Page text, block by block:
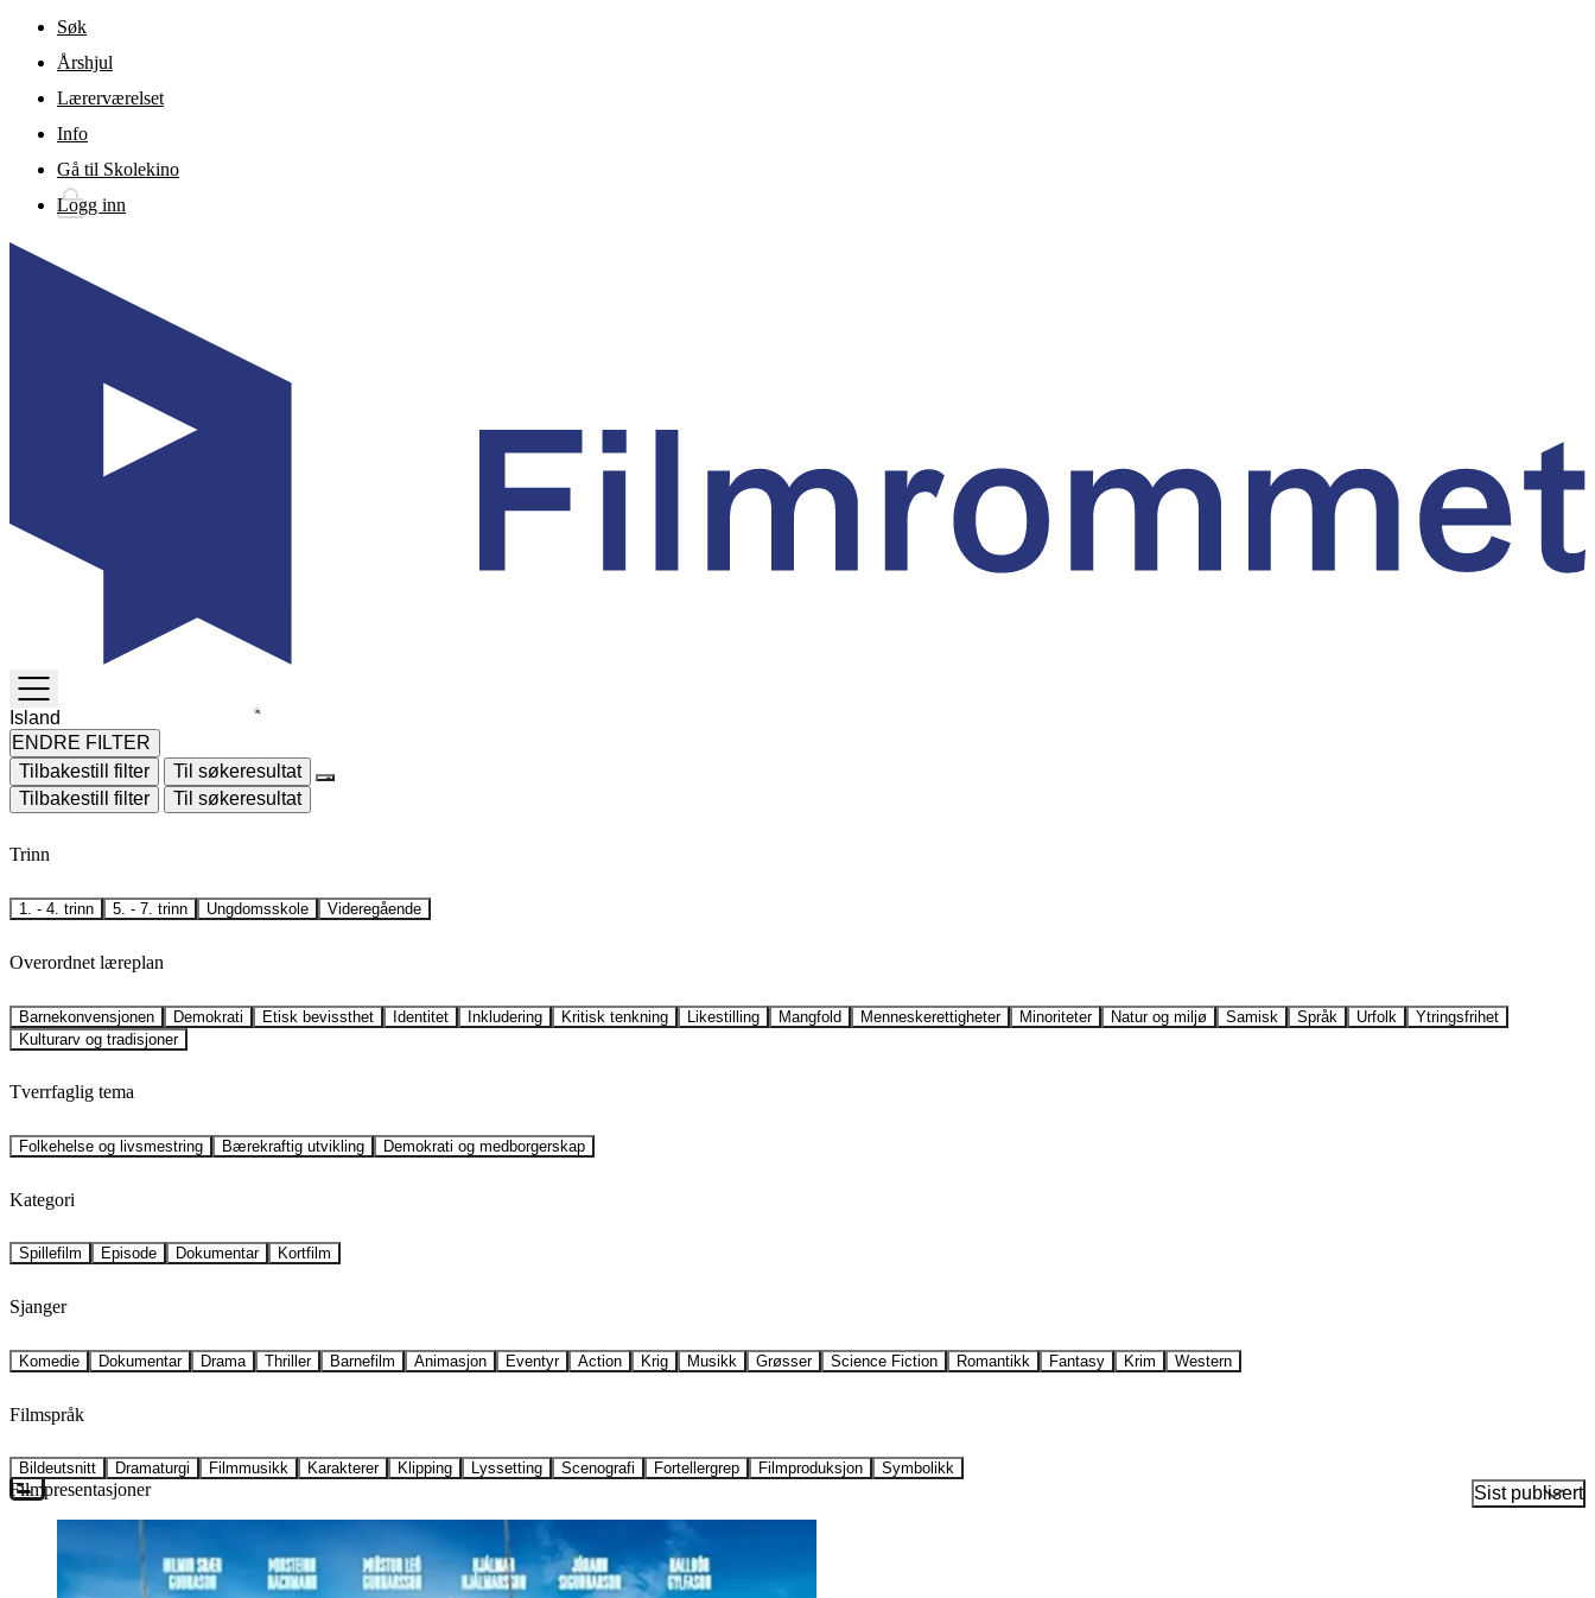
Gå til hovedinnhold
Søk
Årshjul
Lærerværelset
Info
Gå til Skolekino
Logg inn
TOGGLE
MENU
ENDRE FILTER
Tilbakestill filter
Til søkeresultat
Tilbakestill filter
Til søkeresultat
Trinn
1. - 4. trinn 5. - 7. trinn Ungdomsskole Videregående
Overordnet læreplan
Barnekonvensjonen Demokrati Etisk bevissthet Identitet Inkludering Kritisk tenkning Likestilling Mangfold Menneskerettigheter Minoriteter Natur og miljø Samisk Språk Urfolk
Ytringsfrihet
Kulturarv og tradisjoner
Tverrfaglig tema
Folkehelse og livsmestring Bærekraftig utvikling Demokrati og medborgerskap
Kategori
Spillefilm Episode Dokumentar Kortfilm
Sjanger
Komedie Dokumentar Drama Thriller Barnefilm Animasjon Eventyr Action Krig Musikk Grøsser Science Fiction Romantikk Fantasy Krim Western
Filmspråk
Bildeutsnitt Dramaturgi Filmmusikk Karakterer Klipping Lyssetting Scenografi Fortellergrep Filmproduksjon Symbolikk
Sist publisert
Filmpresentasjoner